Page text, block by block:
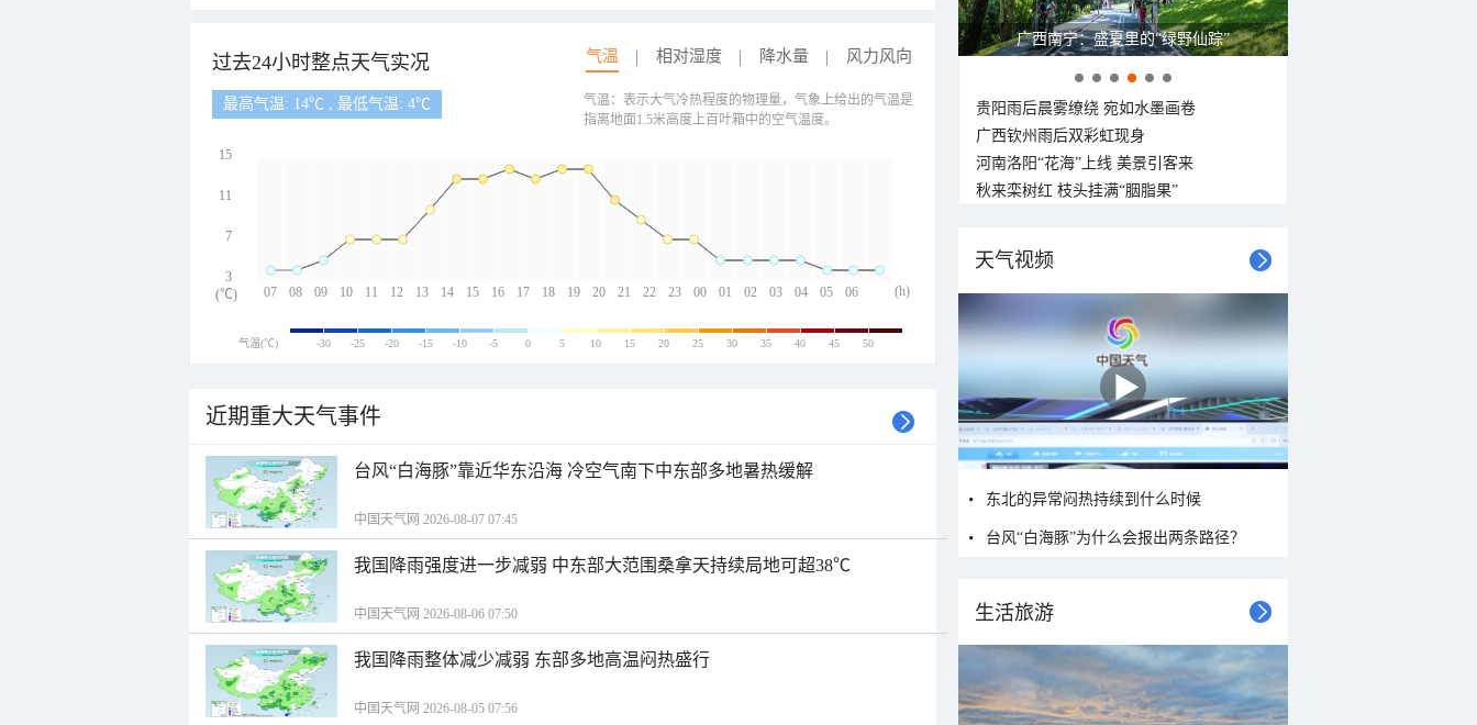
过去24小时整点天气实况 气温 相对湿度 降水量 风力风向
最高气温: 14℃ , 最低气温: 4℃
07 08 09 10 11 12 13 14 15 16 17 18 19 20 21 22 23 00 01 02 03 04 05 06
15
11
7
3
(h)
(℃)
气温：表示大气冷热程度的物理量，气象上给出的气温是
指离地面1.5米高度上百叶箱中的空气温度。
气温(℃) -30 -25 -20 -15 -10 -5 0 5 10 15 20 25 30 35 40 45 50
近期重大天气事件
台风“白海豚”靠近华东沿海 冷空气南下中东部多地暑热缓解
中国天气网 2026-08-07 07:45
我国降雨强度进一步减弱 中东部大范围桑拿天持续局地可超38℃
中国天气网 2026-08-06 07:50
我国降雨整体减少减弱 东部多地高温闷热盛行
中国天气网 2026-08-05 07:56
广西南宁：盛夏里的“绿野仙踪”
贵阳雨后晨雾缭绕 宛如水墨画卷
广西钦州雨后双彩虹现身
河南洛阳“花海”上线 美景引客来
秋来栾树红 枝头挂满“胭脂果”
天气视频
东北的异常闷热持续到什么时候
台风“白海豚”为什么会报出两条路径？
生活旅游